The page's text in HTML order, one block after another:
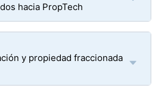
hacia PropTech
y propiedad fraccionada